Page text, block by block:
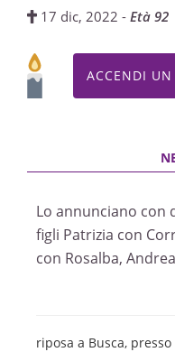
17 dic, 2022 -Età 92
ACCENDI UN
Lo annunciano con
figli Patrizia con
con Rosalba,
riposa a Busca, presso